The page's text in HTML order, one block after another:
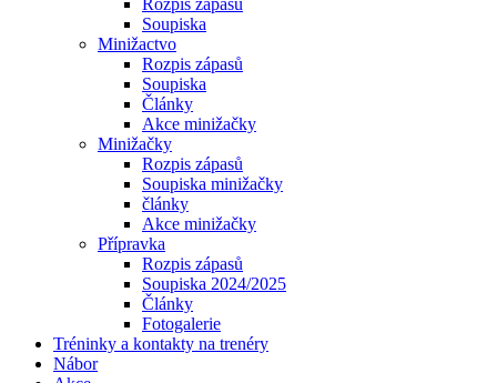
Rozpis zápasů
Soupiska
Minižactvo
Rozpis zápasů
Soupiska
Články
Akce minižačky
Minižačky
Rozpis zápasů
Soupiska minižačky
články
Akce minižačky
Přípravka
Rozpis zápasů
Soupiska 2024/2025
Články
Fotogalerie
Tréninky a kontakty na trenéry
Nábor